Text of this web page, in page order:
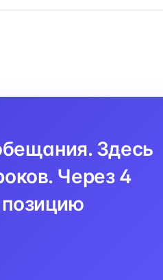
Здесь
Через 4